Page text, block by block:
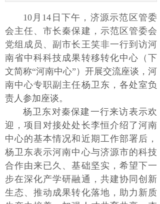
10月14日下午，济源示范区管委
会主任、市长秦保建，示范区管委会
党组成员、副市长王笑非一行到访河
南省中科科技成果转移转化中心（下
文简称“河南中心”）开展交流座谈，河
南中心专职副主任杨卫东，各处室负
责人参加座谈。
杨卫东对秦保建一行来访表示欢
迎，项目对接处处长李恒介绍了河南
中心的基本情况和近期工作部署后，
杨卫东表示河南中心与济源市的科技
合作由来已久、基础坚实，希望下一
步在深化产学研融通，共建协同创新
生态、推动成果转化落地，助力新质